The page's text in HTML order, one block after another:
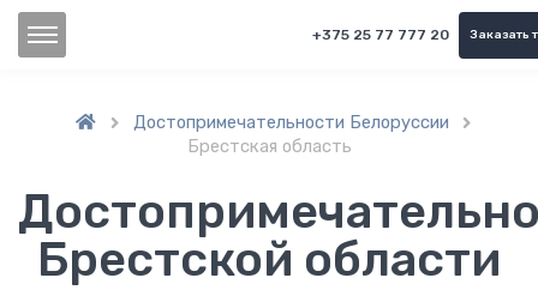
+375 25 77 777 20 Заказать
 Достопримечательности Белоруссии 
Брестская область
Брестской области